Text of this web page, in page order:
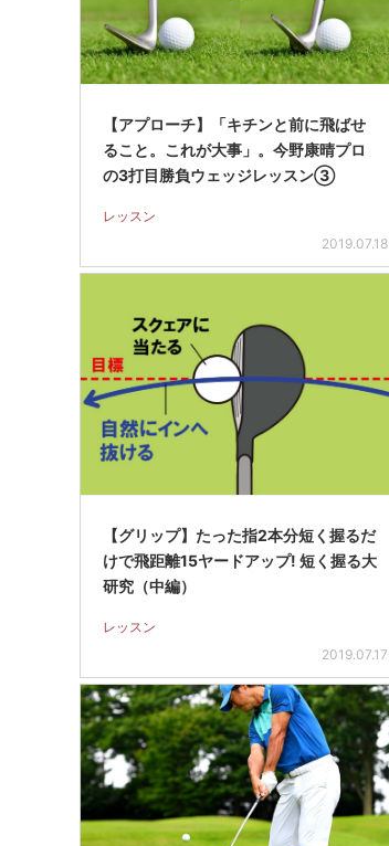
【アプローチ】「キチンと前に飛ばせ
ること。これが大事」。今野康晴プロ
の3打目勝負ウェッジレッスン③
レッスン
2019.07.18
【グリップ】たった指2本分短く握るだ
けで飛距離15ヤードアップ! 短く握る大
研究（中編）
レッスン
2019.07.17